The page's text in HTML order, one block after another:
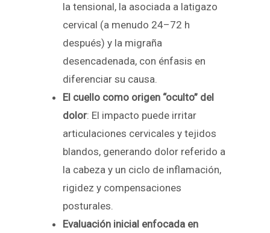
la tensional, la asociada a latigazo
cervical (a menudo 24–72 h
después) y la migraña
desencadenada, con énfasis en
diferenciar su causa.
El cuello como origen “oculto” del
dolor: El impacto puede irritar
articulaciones cervicales y tejidos
blandos, generando dolor referido a
la cabeza y un ciclo de inflamación,
rigidez y compensaciones
posturales.
Evaluación inicial enfocada en